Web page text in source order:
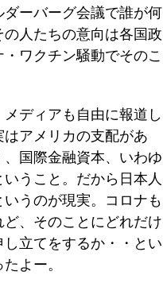
ーバーグ会議で誰が何
人たちの意向は各国政
ワクチン騒動でそのこ
ディアも自由に報道し
アメリカの支配があ
国際金融資本、いわゆ
うこと。だから日本人
うのが現実。コロナも
、そのことにどれだけ
立てをするか・・とい
よー。